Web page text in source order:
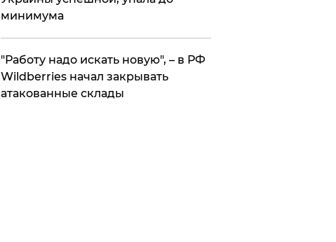
минимума
"Работу надо искать новую", – в РФ
Wildberries начал закрывать
атакованные склады